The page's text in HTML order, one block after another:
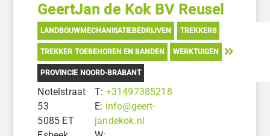
GeertJan de Kok BV Reusel
LANDBOUWMECHANISATIEBEDRIJVEN TREKKERS
TREKKER TOEBEHOREN EN BANDEN WERKTUIGEN
PROVINCIE NOORD-BRABANT
Notelstraat
53
5085 ET
T: +31497385218
E: info@geert-
jandekok.nl